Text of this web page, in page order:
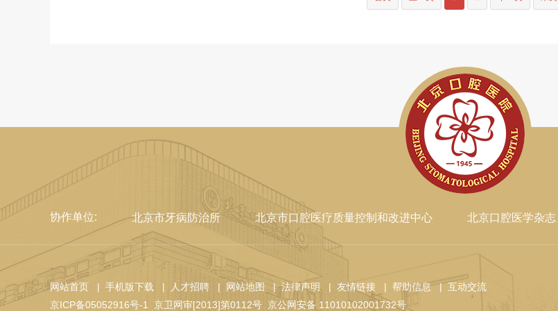
协作单位: 北京市牙病防治所 北京市口腔医疗质量控制和改进中心 北京口腔医学杂志
网站首页 | 手机版下载 | 人才招聘 | 网站地图 | 法律声明 | 友情链接 | 帮助信息
| 互动交流
京ICP备05052916号-1
京卫网审[2013]第0112号 京公网安备 11010102001732号